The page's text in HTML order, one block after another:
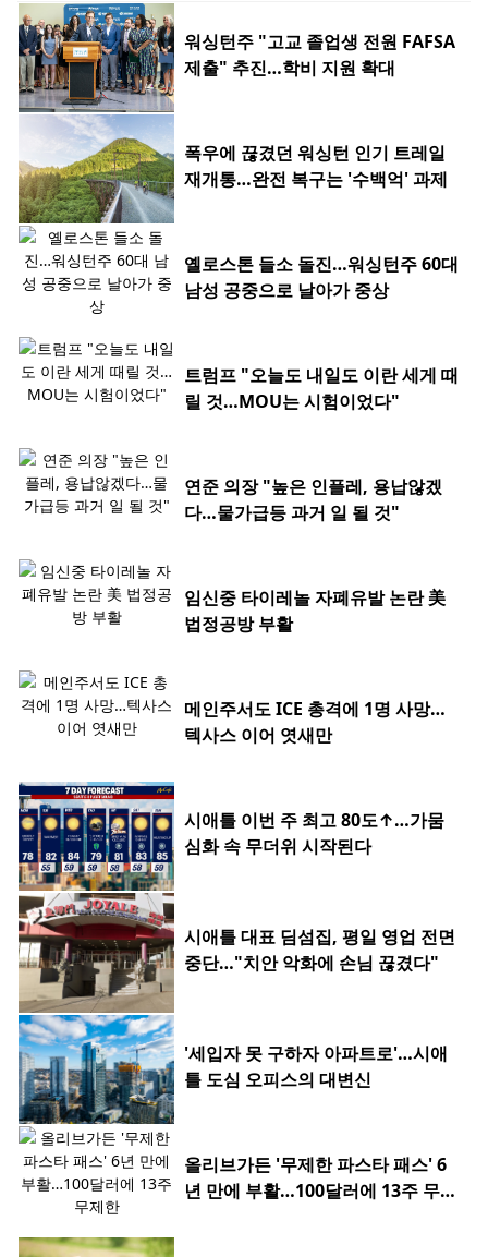
워싱턴주 "고교 졸업생 전원 FAFSA
제출" 추진…학비 지원 확대
폭우에 끊겼던 워싱턴 인기 트레일
재개통…완전 복구는 '수백억' 과제
옐로스톤 들소 돌진…워싱턴주 60대
남성 공중으로 날아가 중상
트럼프 "오늘도 내일도 이란 세게 때
릴 것…MOU는 시험이었다"
연준 의장 "높은 인플레, 용납않겠
다…물가급등 과거 일 될 것"
임신중 타이레놀 자폐유발 논란 美
법정공방 부활
메인주서도 ICE 총격에 1명 사망…
텍사스 이어 엿새만
시애틀 이번 주 최고 80도↑…가뭄
심화 속 무더위 시작된다
시애틀 대표 딤섬집, 평일 영업 전면
중단…"치안 악화에 손님 끊겼다"
'세입자 못 구하자 아파트로'…시애
틀 도심 오피스의 대변신
올리브가든 '무제한 파스타 패스' 6
년 만에 부활…100달러에 13주 무제